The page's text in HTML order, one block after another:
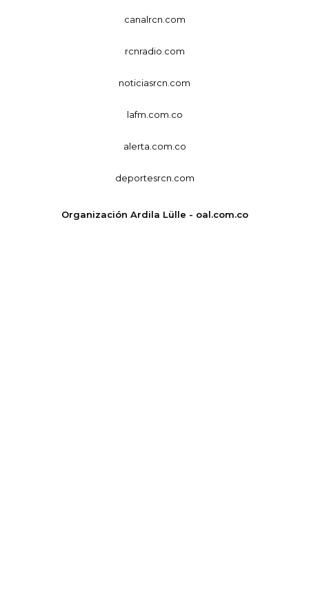
canalrcn.com
rcnradio.com
noticiasrcn.com
lafm.com.co
alerta.com.co
deportesrcn.com
Organización Ardila Lülle - oal.com.co